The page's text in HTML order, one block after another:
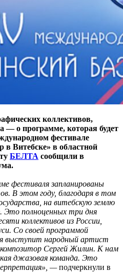
коллективов,
о программе, которая будет
фестивале
в Витебске» в областной
БЕЛТА сообщили в
фестиваля запланированы
В этом году, благодаря в том
на витебскую землю
Это полноценных три дня
коллективов из России,
Со своей программой
выступит народный артист
Сергей Жилин. К нам
джазовая команда. Это
—подчеркнули в